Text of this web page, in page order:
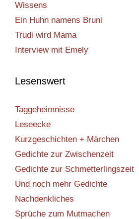
Wissens
Ein Huhn namens Bruni
Trudi wird Mama
Interview mit Emely
Lesenswert
Taggeheimnisse
Leseecke
Kurzgeschichten + Märchen
Gedichte zur Zwischenzeit
Gedichte zur Schmetterlingszeit
Und noch mehr Gedichte
Nachdenkliches
Sprüche zum Mutmachen